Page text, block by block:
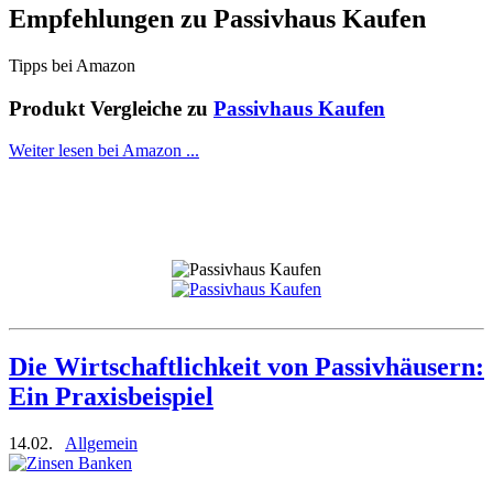
Empfehlungen zu Passivhaus Kaufen
Tipps bei Amazon
Produkt Vergleiche zu Passivhaus Kaufen
Weiter lesen bei Amazon ...
Die Wirtschaftlichkeit von Passivhäusern:
Ein Praxisbeispiel
14.02. Allgemein